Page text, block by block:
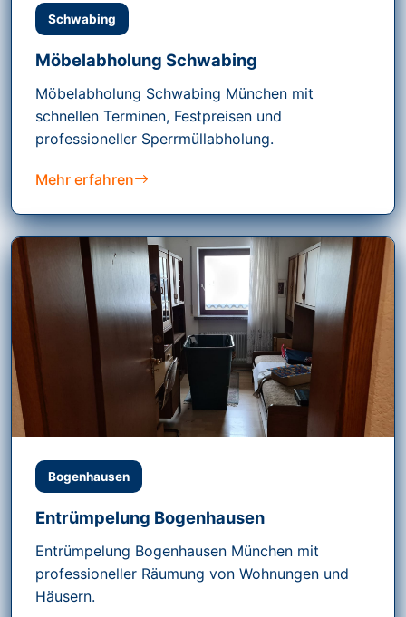
Schwabing
Möbelabholung Schwabing
Möbelabholung Schwabing München mit
schnellen Terminen, Festpreisen und
professioneller Sperrmüllabholung.
Mehr erfahren
Bogenhausen
Entrümpelung Bogenhausen
Entrümpelung Bogenhausen München mit
professioneller Räumung von Wohnungen und
Häusern.